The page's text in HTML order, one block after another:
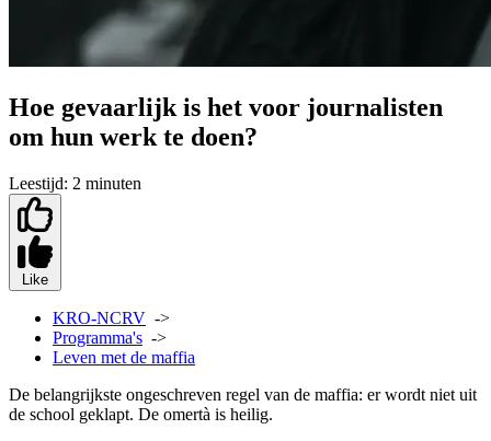
Hoe gevaarlijk is het voor journalisten
om hun werk te doen?
Leestijd: 2 minuten
Like
KRO-NCRV ->
Programma's ->
Leven met de maffia
De belangrijkste ongeschreven regel van de maffia: er wordt niet uit
de school geklapt. De omertà is heilig.